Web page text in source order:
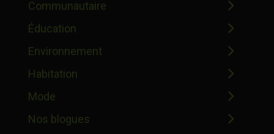
Communautaire
Éducation
Environnement
Habitation
Mode
Nos blogues